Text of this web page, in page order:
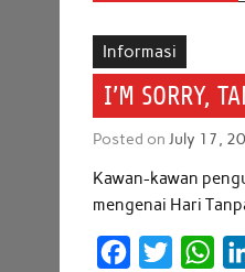
Informasi
I’M SORRY,
Posted on July 17,
Kawan-kawan
mengenai Hari
W